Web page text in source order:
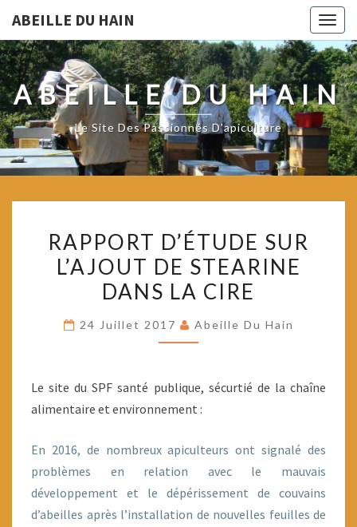
ABEILLE DU HAIN
ABEILLE DU HAIN
Le Site Des Passionnés D'apiculture
D’ÉTUDE
SUR
L’AJOUT
STEARINE
CIRE
RAPPORT D’ÉTUDE SUR
L’AJOUT DE STEARINE
DANS LA CIRE
24 Juillet 2017 Abeille Du Hain
Le site du SPF santé publique, sécurtié de la chaîne
alimentaire et environnement :
En 2016, de nombreux apiculteurs ont signalé des
problèmes en relation avec le mauvais
développement et le dépérissement de couvains
d’abeilles après l’installation de nouvelles feuilles de